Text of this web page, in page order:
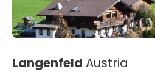
Langenfeld Austria